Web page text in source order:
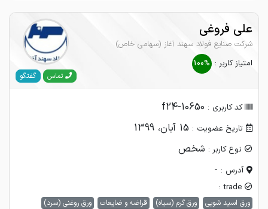
علی فروغی
شرکت صنایع فولاد سهند آغاز (سهامی خاص)
امتیاز کاربر : 100%
تماس گفتگو
کد کاربری : f24-10650
تاریخ عضویت : 15 آبان، 1399
نوع کاربر : شخص
آدرس : -
trade :
ورق اسید شویی ورق گرم (سیاه) قراضه و ضایعات
ورق روغنی (سرد)